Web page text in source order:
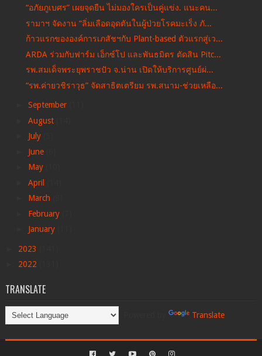
“อภัยภูเบศร” เผยจุดยืน ไม่มองใครเป็นคู่แข่ง. แนะคน...
รามาฯ จัดงาน “ลิ่มเลือดอุดตันในผู้ป่วยโรคมะเร็ง ภั...
ก้าวแรกขององค์การเภสัชฯกับ Plant-based ตัวแรกสู่เว...
ARDA ร่วมกับฟาร์ม เอ็กซ์โป และพันธมิตร ตัดสิน Pitc...
รพ.สมเด็จพระยุพราชปัว จ.น่าน เปิดให้บริการศูนย์ผ่...
“รพ.ค่ายวชิราวุธ” จัดสาธิตเตรียม รพ.สนาม-ช่วยเหลือ...
September
August
July
June
May
April
March
February
January
2023
2022
TRANSLATE
Translate